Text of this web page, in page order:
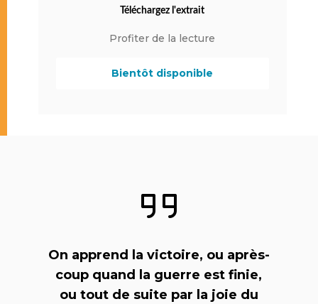
Téléchargez l'extrait
Profiter de la lecture
Bientôt disponible
On apprend la victoire, ou après-
coup quand la guerre est finie,
ou tout de suite par la joie du